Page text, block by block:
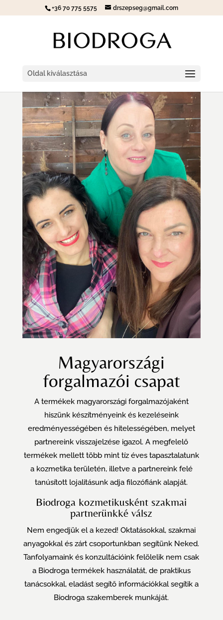
+36 70 775 5575 drszepseg@gmail.com
Oldal kiválasztása
Magyarországi
forgalmazói csapat
A termékek magyarországi forgalmazójaként
hiszünk készítményeink és kezeléseink
eredményességében és hitelességében, melyet
partnereink visszajelzése igazol. A megfelelő
termékek mellett több mint tíz éves tapasztalatunk
a kozmetika területén, illetve a partnereink felé
tanúsított lojalitásunk adja filozófiánk alapját.
Biodroga kozmetikusként szakmai
partnerünkké válsz
Nem engedjük el a kezed! Oktatásokkal, szakmai
anyagokkal és zárt csoportunkban segítünk Neked.
Tanfolyamaink és konzultációink felölelik nem csak
a Biodroga termékek használatát, de praktikus
tanácsokkal, eladást segítő információkkal segítik a
Biodroga szakemberek munkáját.